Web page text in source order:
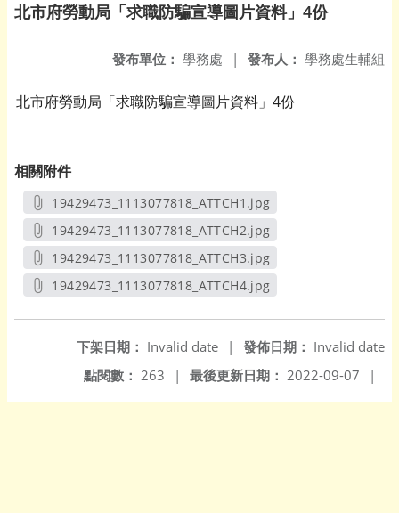
北市府勞動局「求職防騙宣導圖片資料」4份
發布人： 學務處生輔組
發布單位： 學務處 |
北市府勞動局「求職防騙宣導圖片資料」4份
相關附件
19429473_1113077818_ATTCH1.jpg
另開新視窗
19429473_1113077818_ATTCH2.jpg
另開新視窗
19429473_1113077818_ATTCH3.jpg
另開新視窗
19429473_1113077818_ATTCH4.jpg
發佈日期： Invalid date
下架日期： Invalid date
|
最後更新日期： 2022-09-07 |
點閱數： 263 |